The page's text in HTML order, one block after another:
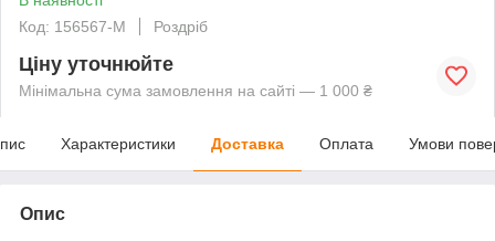
Код: 156567-M
Роздріб
Ціну уточнюйте
Мінімальна сума замовлення на сайті — 1 000 ₴
Характеристики Доставка Оплата Умови
Опис